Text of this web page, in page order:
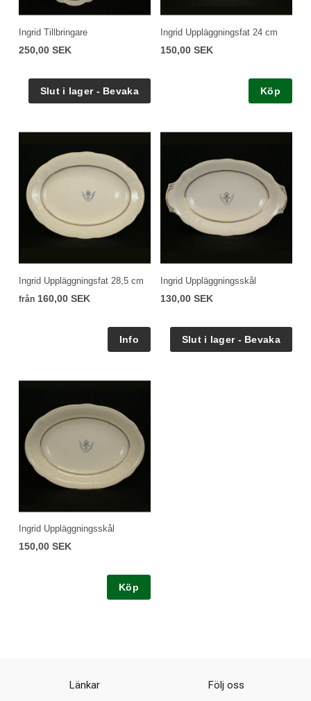
Ingrid Tillbringare
250,00 SEK
Ingrid Uppläggningsfat 24 cm
150,00 SEK
Köp
Ingrid Uppläggningsfat 28,5 cm
från 160,00 SEK
Ingrid Uppläggningsskål
130,00 SEK
Ingrid Uppläggningsskål
150,00 SEK
Köp
Länkar Följ oss